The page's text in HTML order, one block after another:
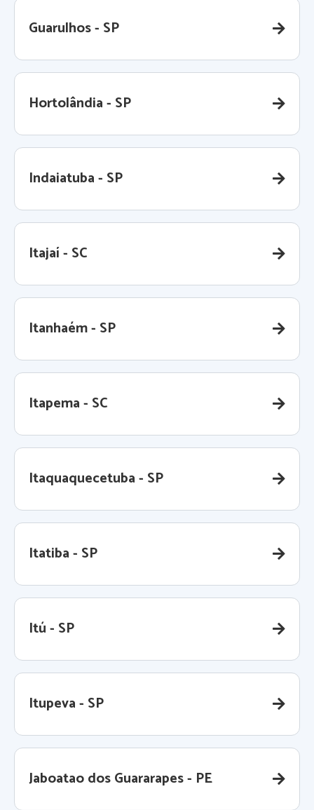
Guarulhos - SP
Hortolândia - SP
Indaiatuba - SP
Itajaí - SC
Itanhaém - SP
Itapema - SC
Itaquaquecetuba - SP
Itatiba - SP
Itú - SP
Itupeva - SP
Jaboatao dos Guararapes - PE